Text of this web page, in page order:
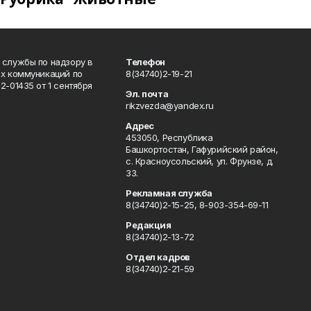
по надзору в
коммуникаций по
от 1 сентября
Телефон
8(34740)2-19-21
Эл. почта
rikzvezda@yandex.ru
Адрес
453050, Республика
Башкортостан, Гафурийский район,
с. Красноусольский, ул. Фрунзе, д.
33.
Рекламная служба
8(34740)2-15-25, 8-903-354-69-11
Редакция
8(34740)2-13-72
Отдел кадров
8(34740)2-21-59